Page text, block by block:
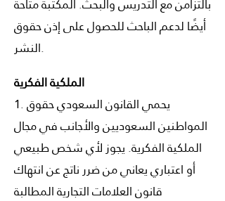
بالتزامن مع التدريس والبحث. المكتبة متاحة
أيضًا لدعم الباحث للحصول على إذن حقوق
النشر.
الملكية الفكرية
1. يحمي القانون السعودي حقوق
المواطنين السعوديين والأجانب في مجال
الملكية الفكرية. يجوز لأي شخص طبيعي
أو اعتباري يعاني من ضرر ناتج عن انتهاك
قانون العلامات التجارية المطالبة